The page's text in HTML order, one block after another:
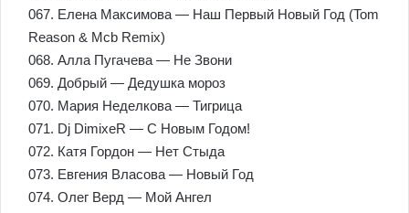
067. Елена Максимова — Наш Первый Новый Год (Tom
Reason & Mcb Remix)
068. Алла Пугачева — Не Звони
069. Добрый — Дедушка мороз
070. Мария Неделкова — Тигрица
071. Dj DimixeR — С Новым Годом!
072. Катя Гордон — Нет Стыда
073. Евгения Власова — Новый Год
074. Олег Верд — Мой Ангел